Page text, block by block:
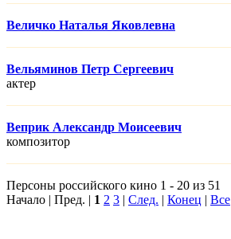
Величко Наталья Яковлевна
Вельяминов Петр Сергеевич
актер
Веприк Александр Моисеевич
композитор
Персоны российского кино 1 - 20 из 51
Начало | Пред. | 1 2 3 | След. | Конец | Все